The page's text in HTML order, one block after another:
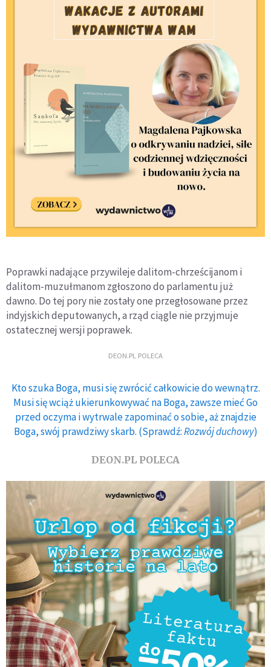
Poprawki nadające przywileje dalitom-chrześcijanom i
dalitom-muzułmanom zgłoszono do parlamentu już
dawno. Do tej pory nie zostały one przegłosowane przez
indyjskich deputowanych, a rząd ciągle nie przyjmuje
ostatecznej wersji poprawek.
DEON.PL POLECA
Kto szuka Boga, musi się zwrócić całkowicie do wewnątrz.
Musi się wciąż ukierunkowywać na Boga, zawsze mieć Go
przed oczyma i wytrwale zapominać o sobie, aż znajdzie
Boga, swój prawdziwy skarb. (Sprawdź:Rozwój duchowy)
DEON.PL POLECA